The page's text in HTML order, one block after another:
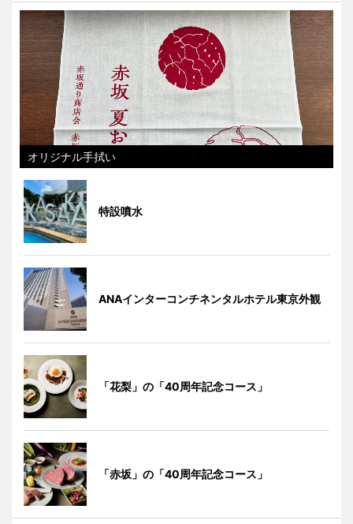
オリジナル手拭い
特設噴水
ANAインターコンチネンタルホテル東京外観
「花梨」の「40周年記念コース」
「赤坂」の「40周年記念コース」